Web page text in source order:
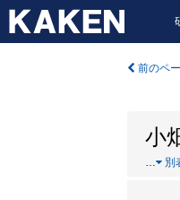
前のペ
小
… 別